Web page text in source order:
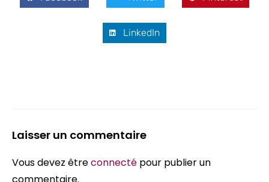
LinkedIn
Laisser un commentaire
Vous devez êtreconnecté pour publier un